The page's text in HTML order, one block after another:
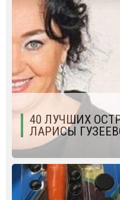
40 ЛУЧШИХ
ЛАРИСЫ